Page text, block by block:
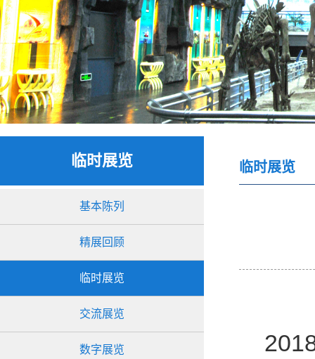
临时展览
基本陈列
精展回顾
临时展览
交流展览
数字展览
临时展览
2018